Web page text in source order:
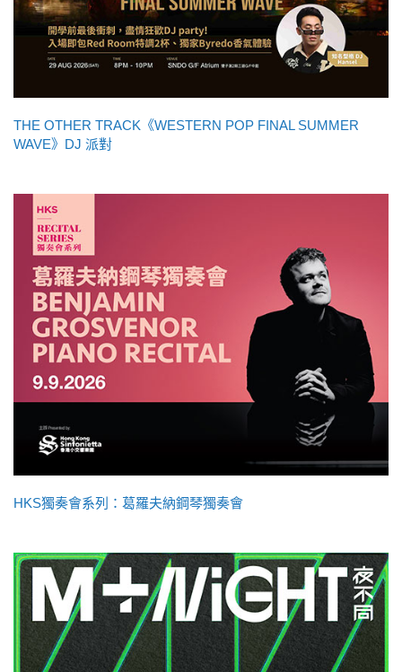
THE OTHER TRACK《WESTERN POP FINAL SUMMER
WAVE》DJ 派對
HKS獨奏會系列：葛羅夫納鋼琴獨奏會